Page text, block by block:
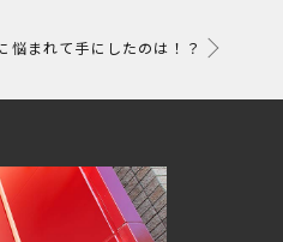
悩まれて手にしたのは！？